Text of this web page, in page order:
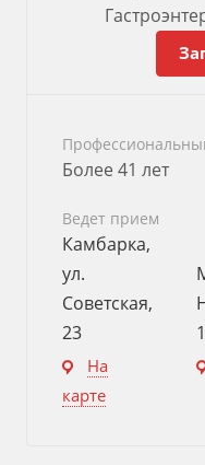
Более 41 лет
Ведет прием
Камбарка,
ул.
Советская,
23
На
карте